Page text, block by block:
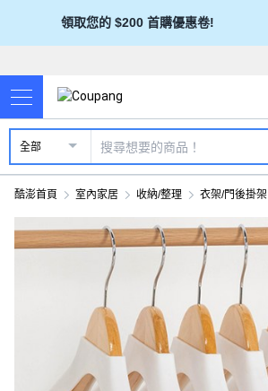
領取您的 $200 首購優惠卷!
全部
酷澎首頁 室內家居 收納/整理 衣架/門後掛架